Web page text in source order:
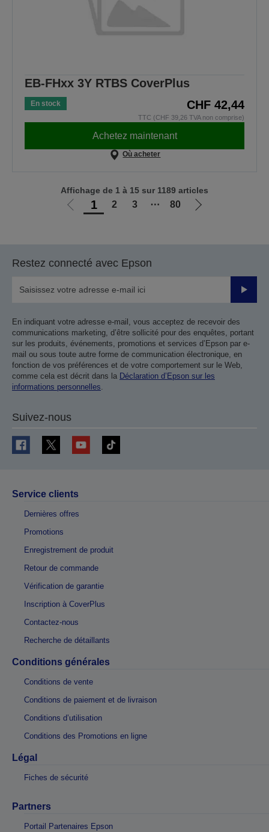
EB-FHxx 3Y RTBS CoverPlus
En stock CHF 42,44
TTC (CHF 39,26 TVA non comprise)
Achetez maintenant
Où acheter
Aller
précédente
1 2 3 ⋯ 80
Aller
Affichage de 1 à 15 sur 1189 articles
Restez connecté avec Epson
Valider
En indiquant votre adresse e-mail, vous acceptez de recevoir des
communications marketing, d’être sollicité pour des enquêtes, portant
sur les produits, événements, promotions et services d’Epson par e-
mail ou sous toute autre forme de communication électronique, en
fonction de vos préférences et de votre comportement sur le Web,
comme cela est décrit dans la Déclaration d’Epson sur les
informations personnelles.
Suivez-nous
Service clients
Dernières offres
Promotions
Enregistrement de produit
Retour de commande
Vérification de garantie
Inscription à CoverPlus
Contactez-nous
Recherche de détaillants
Conditions générales
Conditions de vente
Conditions de paiement et de livraison
Conditions d’utilisation
Conditions des Promotions en ligne
Légal
Fiches de sécurité
Partners
Portail Partenaires Epson